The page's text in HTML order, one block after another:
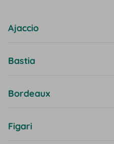
Ajaccio
Bastia
Bordeaux
Figari